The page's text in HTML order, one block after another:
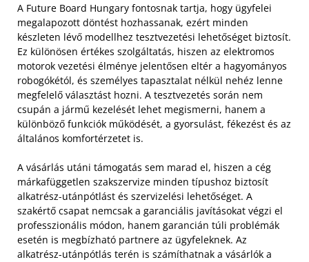
A Future Board Hungary fontosnak tartja, hogy ügyfelei
megalapozott döntést hozhassanak, ezért minden
készleten lévő modellhez tesztvezetési lehetőséget biztosít.
Ez különösen értékes szolgáltatás, hiszen az elektromos
motorok vezetési élménye jelentősen eltér a hagyományos
robogókétól, és személyes tapasztalat nélkül nehéz lenne
megfelelő választást hozni. A tesztvezetés során nem
csupán a jármű kezelését lehet megismerni, hanem a
különböző funkciók működését, a gyorsulást, fékezést és az
általános komfortérzetet is.
A vásárlás utáni támogatás sem marad el, hiszen a cég
márkafüggetlen szakszervize minden típushoz biztosít
alkatrész-utánpótlást és szervizelési lehetőséget. A
szakértő csapat nemcsak a garanciális javításokat végzi el
professzionális módon, hanem garancián túli problémák
esetén is megbízható partnere az ügyfeleknek. Az
alkatrész-utánpótlás terén is számíthatnak a vásárlók a